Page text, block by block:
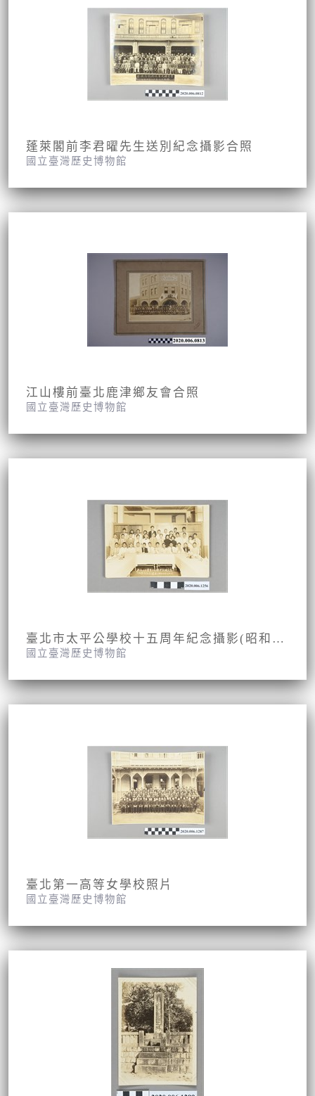
蓬萊閣前李君曜先生送別紀念攝影合照
國立臺灣歷史博物館
江山樓前臺北鹿津鄉友會合照
國立臺灣歷史博物館
臺北市太平公學校十五周年紀念攝影(昭和九年九月九日)
國立臺灣歷史博物館
臺北第一高等女學校照片
國立臺灣歷史博物館